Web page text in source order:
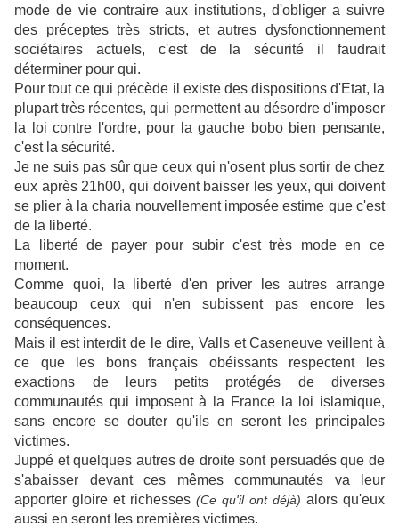
mode de vie contraire aux institutions, d'obliger a suivre
des préceptes très stricts, et autres dysfonctionnement
sociétaires actuels, c'est de la sécurité il faudrait
déterminer pour qui.
Pour tout ce qui précède il existe des dispositions d'Etat, la
plupart très récentes, qui permettent au désordre d'imposer
la loi contre l'ordre, pour la gauche bobo bien pensante,
c'est la sécurité.
Je ne suis pas sûr que ceux qui n'osent plus sortir de chez
eux après 21h00, qui doivent baisser les yeux, qui doivent
se plier à la charia nouvellement imposée estime que c'est
de la liberté.
La liberté de payer pour subir c'est très mode en ce
moment.
Comme quoi, la liberté d'en priver les autres arrange
beaucoup ceux qui n'en subissent pas encore les
conséquences.
Mais il est interdit de le dire, Valls et Caseneuve veillent à
ce que les bons français obéissants respectent les
exactions de leurs petits protégés de diverses
communautés qui imposent à la France la loi islamique,
sans encore se douter qu'ils en seront les principales
victimes.
Juppé et quelques autres de droite sont persuadés que de
s'abaisser devant ces mêmes communautés va leur
apporter gloire et richesses (Ce qu'il ont déjà) alors qu'eux
aussi en seront les premières victimes.